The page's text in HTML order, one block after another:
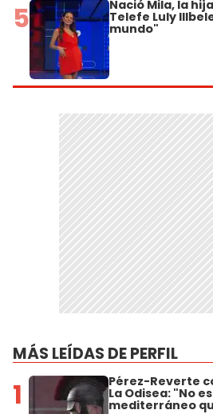
5 Nació Mila, la
Telefe Luly
mundo"
MÁS LEÍDAS DE PERFIL
1 Pérez-Reverte
La Odisea: "No
mediterráneo